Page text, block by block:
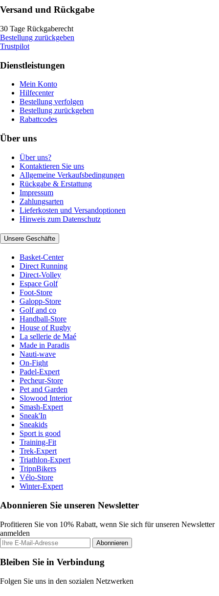
Versand und Rückgabe
30 Tage Rückgaberecht
Bestellung zurückgeben
Trustpilot
Dienstleistungen
Mein Konto
Hilfecenter
Bestellung verfolgen
Bestellung zurückgeben
Rabattcodes
Über uns
Über uns?
Kontaktieren Sie uns
Allgemeine Verkaufsbedingungen
Rückgabe & Erstattung
Impressum
Zahlungsarten
Lieferkosten und Versandoptionen
Hinweis zum Datenschutz
Unsere Geschäfte
Basket-Center
Direct Running
Direct-Volley
Espace Golf
Foot-Store
Galopp-Store
Golf and co
Handball-Store
House of Rugby
La sellerie de Maé
Made in Paradis
Nauti-wave
On-Fight
Padel-Expert
Pecheur-Store
Pet and Garden
Slowood Interior
Smash-Expert
Sneak'In
Sneakids
Sport is good
Training-Fit
Trek-Expert
Triathlon-Expert
TripnBikers
Vélo-Store
Winter-Expert
Abonnieren Sie unseren Newsletter
Profitieren Sie von 10% Rabatt, wenn Sie sich für unseren Newsletter
anmelden
Abonnieren
Bleiben Sie in Verbindung
Folgen Sie uns in den sozialen Netzwerken